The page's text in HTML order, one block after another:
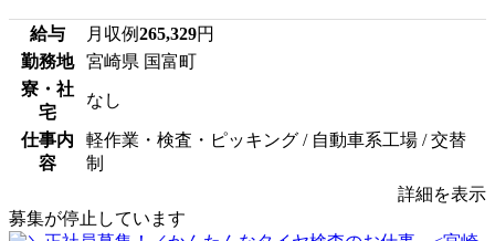
給与 月収例265,329円
勤務地
宮崎県 国富町
寮・社
宅
なし
仕事内
容
軽作業・検査・ピッキング / 自動車系工場 / 交替
制
詳細を表示
募集が停止しています